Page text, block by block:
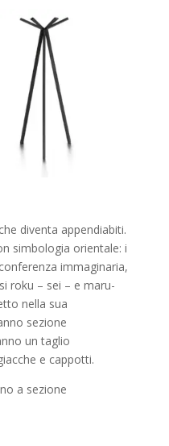
diventa appendiabiti.
simbologia orientale: i
immaginaria,
roku – sei – e maru-
nella sua
sezione
un taglio
e cappotti.
a sezione